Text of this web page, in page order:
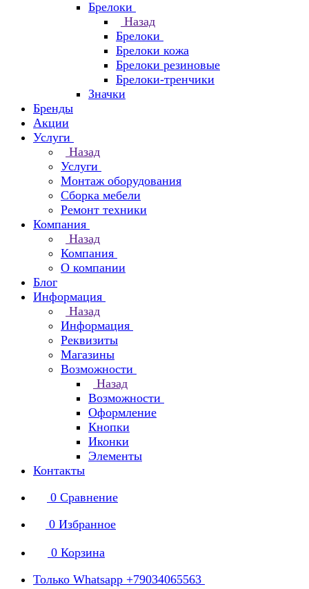
Брелоки
Назад
Брелоки
Брелоки кожа
Брелоки резиновые
Брелоки-тренчики
Значки
Бренды
Акции
Услуги
Назад
Услуги
Монтаж оборудования
Сборка мебели
Ремонт техники
Компания
Назад
Компания
О компании
Блог
Информация
Назад
Информация
Реквизиты
Магазины
Возможности
Назад
Возможности
Оформление
Кнопки
Иконки
Элементы
Контакты
0 Сравнение
0 Избранное
0 Корзина
Только Whatsapp +79034065563